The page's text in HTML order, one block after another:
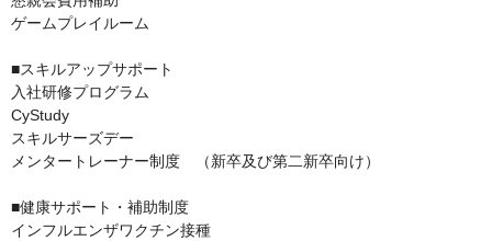
ゲームプレイルーム
■スキルアップサポート
入社研修プログラム
CyStudy
スキルサーズデー
メンタートレーナー制度　（新卒及び第二新卒向け）
■健康サポート・補助制度
インフルエンザワクチン接種